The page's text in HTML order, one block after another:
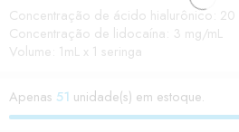
Concentração de ácido hialurônico: 20
Concentração de lidocaína: 3 mg/mL
Volume: 1mL x 1 seringa
Apenas 51 unidade(s) em estoque.